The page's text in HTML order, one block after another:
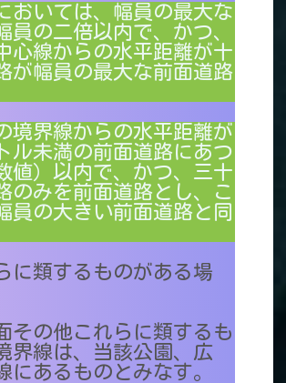
いては、幅員の最大な
の二倍以内で、かつ、
心線からの水平距離が十
が幅員の最大な前面道路
境界線からの水平距離が
ル未満の前面道路にあつ
値）以内で、かつ、三十
のみを前面道路とし、こ
員の大きい前面道路と同
に類するものがある場
の他これらに類するも
界線は、当該公園、広
あるものとみなす。